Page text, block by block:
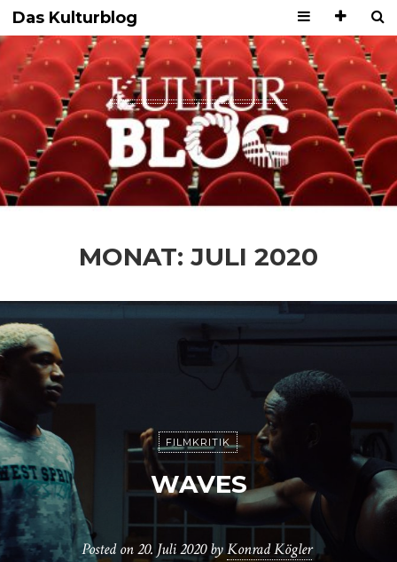
Das Kulturblog
MONAT: JULI 2020
FILMKRITIK
WAVES
Posted on20. Juli 2020 byKonrad Kögler